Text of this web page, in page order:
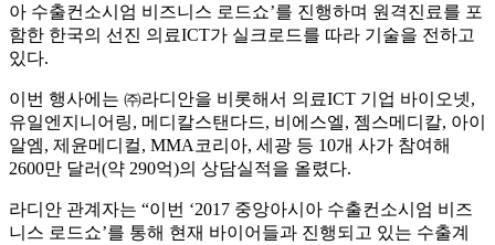
아 수출컨소시엄 비즈니스 로드쇼’를 진행하며 원격진료를 포
함한 한국의 선진 의료ICT가 실크로드를 따라 기술을 전하고
있다.
이번 행사에는 ㈜라디안을 비롯해서 의료ICT 기업 바이오넷,
유일엔지니어링, 메디칼스탠다드, 비에스엘, 젬스메디칼, 아이
알엠, 제윤메디컬, MMA코리아, 세광 등 10개 사가 참여해
2600만 달러(약 290억)의 상담실적을 올렸다.
라디안 관계자는 “이번 ‘2017 중앙아시아 수출컨소시엄 비즈
니스 로드쇼’를 통해 현재 바이어들과 진행되고 있는 수출계